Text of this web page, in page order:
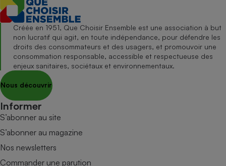
Créée en 1951, Que Choisir Ensemble est une association à but
non lucratif qui agit, en toute indépendance, pour défendre les
droits des consommateurs et des usagers, et promouvoir une
consommation responsable, accessible et respectueuse des
enjeux sanitaires, sociétaux et environnementaux.
Nous découvrir
Informer
S’abonner au site
S’abonner au magazine
Nos newsletters
Commander une parution